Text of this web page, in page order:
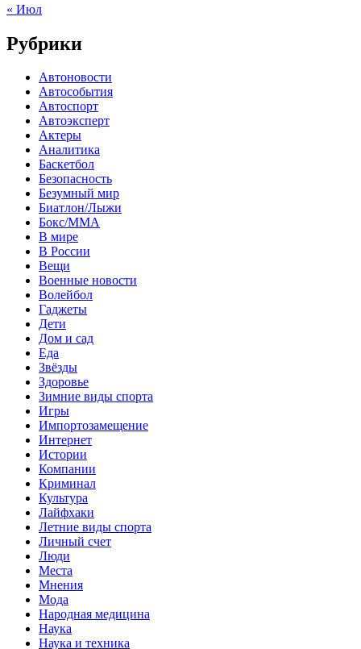
« Июл
Рубрики
Автоновости
Автособытия
Автоспорт
Автоэксперт
Актеры
Аналитика
Баскетбол
Безопасность
Безумный мир
Биатлон/Лыжи
Бокс/MMA
В мире
В России
Вещи
Военные новости
Волейбол
Гаджеты
Дети
Дом и сад
Еда
Звёзды
Здоровье
Зимние виды спорта
Игры
Импортозамещение
Интернет
Истории
Компании
Криминал
Культура
Лайфхаки
Летние виды спорта
Личный счет
Люди
Места
Мнения
Мода
Народная медицина
Наука
Наука и техника